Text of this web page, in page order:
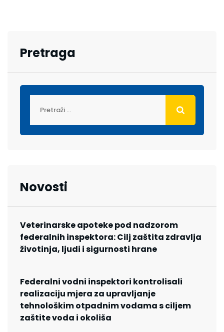
Pretraga
Novosti
Veterinarske apoteke pod nadzorom
federalnih inspektora: Cilj zaštita zdravlja
životinja, ljudi i sigurnosti hrane
Federalni vodni inspektori kontrolisali
realizaciju mjera za upravljanje
tehnološkim otpadnim vodama s ciljem
zaštite voda i okoliša